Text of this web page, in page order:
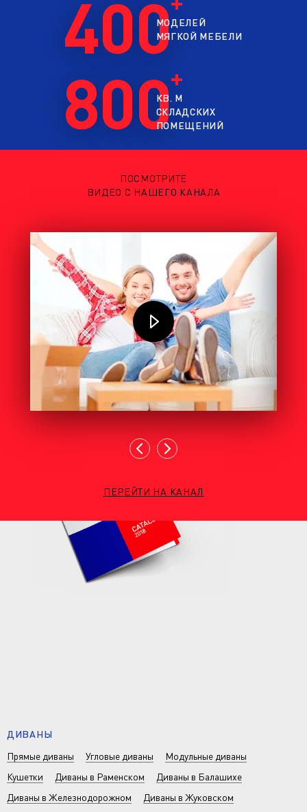
400МОДЕЛЕЙ
МЯГКОЙ МЕБЕЛИ
800
КВ. М
СКЛАДСКИХ
ПОМЕЩЕНИЙ
ПОСМОТРИТЕ
ВИДЕО С НАШЕГО КАНАЛА
ПЕРЕЙТИ НА КАНАЛ
ДИВАНЫ
Прямые диваны
Угловые диваны
Модульные диваны
Кушетки
Диваны в Раменском
Диваны в Балашихе
Диваны в Железнодорожном
Диваны в Жуковском